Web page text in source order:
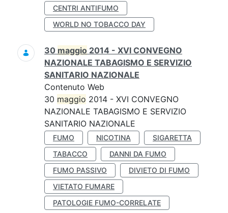
CENTRI ANTIFUMO
WORLD NO TOBACCO DAY
30 maggio 2014 - XVI CONVEGNO
NAZIONALE TABAGISMO E SERVIZIO
SANITARIO NAZIONALE
Contenuto Web
30 maggio 2014 - XVI CONVEGNO
NAZIONALE TABAGISMO E SERVIZIO
SANITARIO NAZIONALE
FUMO NICOTINA
SIGARETTA
TABACCO
DANNI DA FUMO
FUMO PASSIVO
DIVIETO DI FUMO
VIETATO FUMARE
PATOLOGIE FUMO-CORRELATE